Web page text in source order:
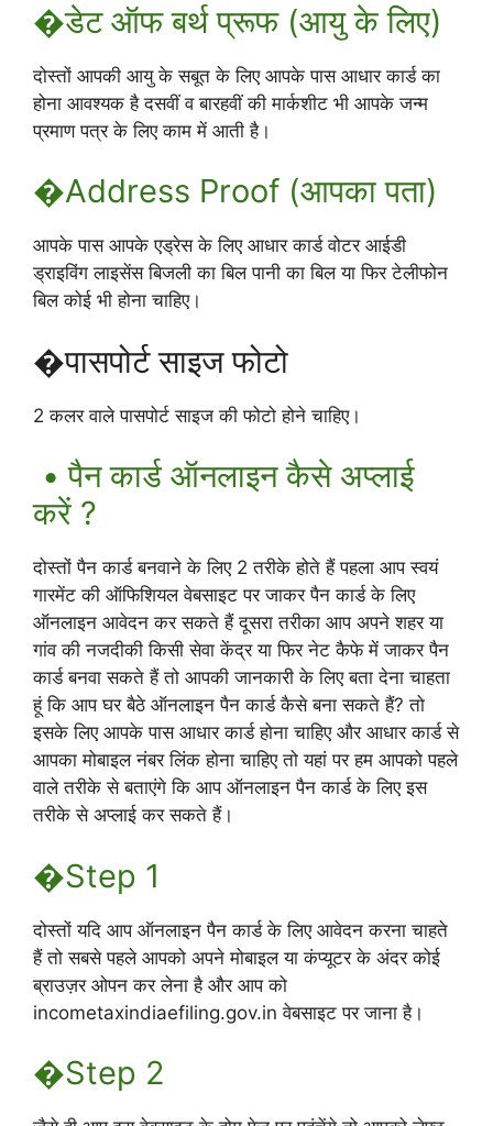
�डेट ऑफ बर्थ प्रूफ (आयु के लिए)
दोस्तों आपकी आयु के सबूत के लिए आपके पास आधार कार्ड का
होना आवश्यक है दसवीं व बारहवीं की मार्कशीट भी आपके जन्म
प्रमाण पत्र के लिए काम में आती है।
�Address Proof (आपका पता)
आपके पास आपके एड्रेस के लिए आधार कार्ड वोटर आईडी
ड्राइविंग लाइसेंस बिजली का बिल पानी का बिल या फिर टेलीफोन
बिल कोई भी होना चाहिए।
�पासपोर्ट साइज फोटो
2 कलर वाले पासपोर्ट साइज की फोटो होने चाहिए।
• पैन कार्ड ऑनलाइन कैसे अप्लाई
करें ?
दोस्तों पैन कार्ड बनवाने के लिए 2 तरीके होते हैं पहला आप स्वयं
गारमेंट की ऑफिशियल वेबसाइट पर जाकर पैन कार्ड के लिए
ऑनलाइन आवेदन कर सकते हैं दूसरा तरीका आप अपने शहर या
गांव की नजदीकी किसी सेवा केंद्र या फिर नेट कैफे में जाकर पैन
कार्ड बनवा सकते हैं तो आपकी जानकारी के लिए बता देना चाहता
हूं कि आप घर बैठे ऑनलाइन पैन कार्ड कैसे बना सकते हैं? तो
इसके लिए आपके पास आधार कार्ड होना चाहिए और आधार कार्ड से
आपका मोबाइल नंबर लिंक होना चाहिए तो यहां पर हम आपको पहले
वाले तरीके से बताएंगे कि आप ऑनलाइन पैन कार्ड के लिए इस
तरीके से अप्लाई कर सकते हैं।
�Step 1
दोस्तों यदि आप ऑनलाइन पैन कार्ड के लिए आवेदन करना चाहते
हैं तो सबसे पहले आपको अपने मोबाइल या कंप्यूटर के अंदर कोई
ब्राउज़र ओपन कर लेना है और आप को
incometaxindiaefiling.gov.in वेबसाइट पर जाना है।
�Step 2